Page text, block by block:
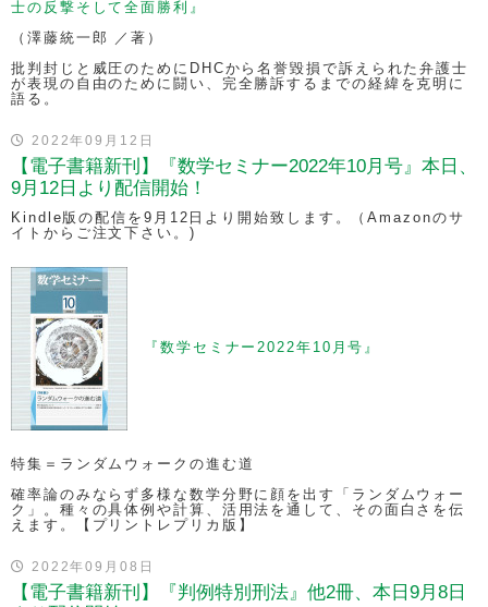
士の反撃そして全面勝利』
（澤藤統一郎 ／著）
批判封じと威圧のためにDHCから名誉毀損で訴えられた弁護士
が表現の自由のために闘い、完全勝訴するまでの経緯を克明に
語る。
2022年09月12日
【電子書籍新刊】『数学セミナー2022年10月号』本日、
9月12日より配信開始！
Kindle版の配信を9月12日より開始致します。（Amazonのサ
イトからご注文下さい。)
『数学セミナー2022年10月号』
特集＝ランダムウォークの進む道
確率論のみならず多様な数学分野に顔を出す「ランダムウォー
ク」。種々の具体例や計算、活用法を通して、その面白さを伝
えます。【プリントレプリカ版】
2022年09月08日
【電子書籍新刊】『判例特別刑法』他2冊、本日9月8日